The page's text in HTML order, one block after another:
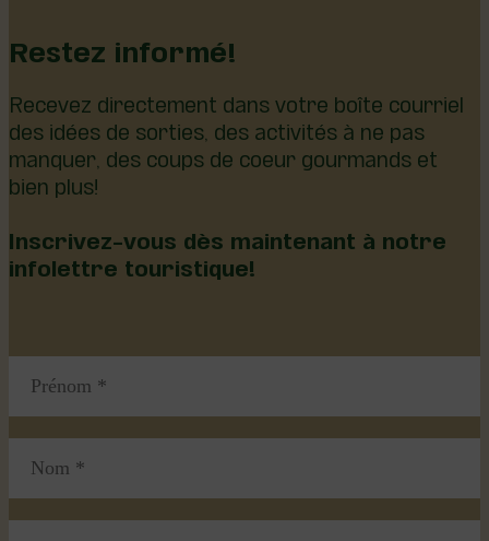
Restez informé!
Recevez directement dans votre boîte courriel
des idées de sorties, des activités à ne pas
manquer, des coups de coeur gourmands et
bien plus!
Inscrivez-vous dès maintenant à notre
infolettre touristique!